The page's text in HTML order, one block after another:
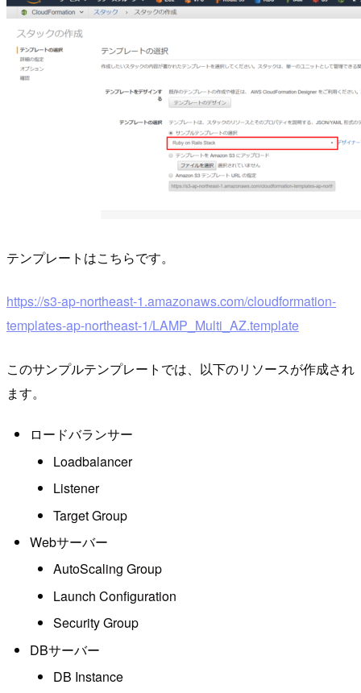
テンプレートはこちらです。
https://s3-ap-northeast-1.amazonaws.com/cloudformation-
templates-ap-northeast-1/LAMP_Multi_AZ.template
このサンプルテンプレートでは、以下のリソースが作成され
ます。
ロードバランサー
Loadbalancer
Listener
Target Group
Webサーバー
AutoScaling Group
Launch Configuration
Security Group
DBサーバー
DB Instance